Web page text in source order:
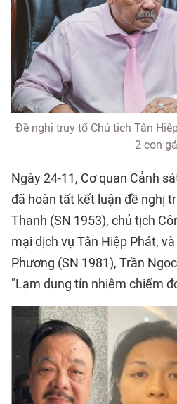
Đề nghị truy tố Chủ tịch Tân
2 con
Ngày 24-11, Cơ quan Cảnh
đã hoàn tất kết luận đề nghị
Thanh (SN 1953), chủ tịch
mại dịch vụ Tân Hiệp Phát,
Phương (SN 1981), Trần
"Lạm dụng tín nhiệm chiếm